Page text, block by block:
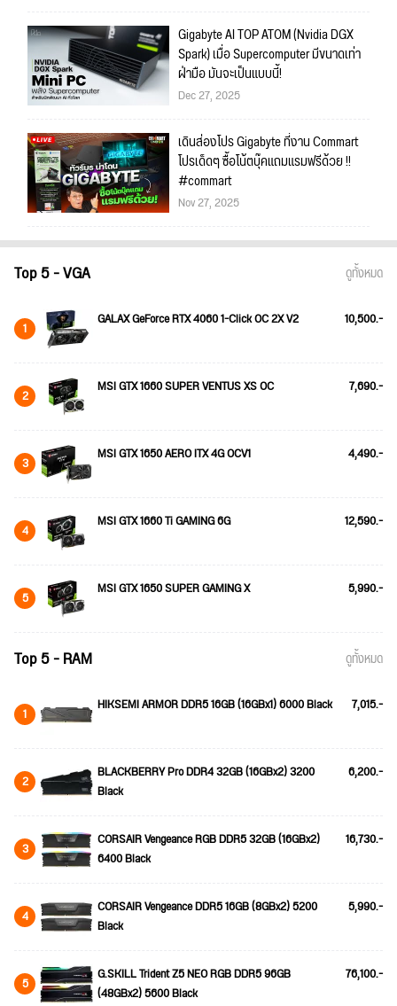
Gigabyte AI TOP ATOM (Nvidia DGX
Spark) เมื่อ Supercomputer มีขนาดเท่า
ฝ่ามือ มันจะเป็นแบบนี้!
Dec 27, 2025
เดินส่องโปร Gigabyte ที่งาน Commart
โปรเด็ดๆ ซื้อโน้ตบุ๊คแถมแรมฟรีด้วย !!
#commart
Nov 27, 2025
Top 5 - VGA ดูทั้งหมด
1 GALAX GeForce RTX 4060 1-Click OC 2X V2 10,500.-
2 MSI GTX 1660 SUPER VENTUS XS OC 7,690.-
3 MSI GTX 1650 AERO ITX 4G OCV1 4,490.-
4 MSI GTX 1660 Ti GAMING 6G 12,590.-
5 MSI GTX 1650 SUPER GAMING X 5,990.-
Top 5 - RAM ดูทั้งหมด
1 HIKSEMI ARMOR DDR5 16GB (16GBx1) 6000 Black 7,015.-
2
BLACKBERRY Pro DDR4 32GB (16GBx2) 3200
Black
6,200.-
3
CORSAIR Vengeance RGB DDR5 32GB (16GBx2)
6400 Black
16,730.-
4
CORSAIR Vengeance DDR5 16GB (8GBx2) 5200
Black
5,990.-
5
G.SKILL Trident Z5 NEO RGB DDR5 96GB
(48GBx2) 5600 Black
76,100.-